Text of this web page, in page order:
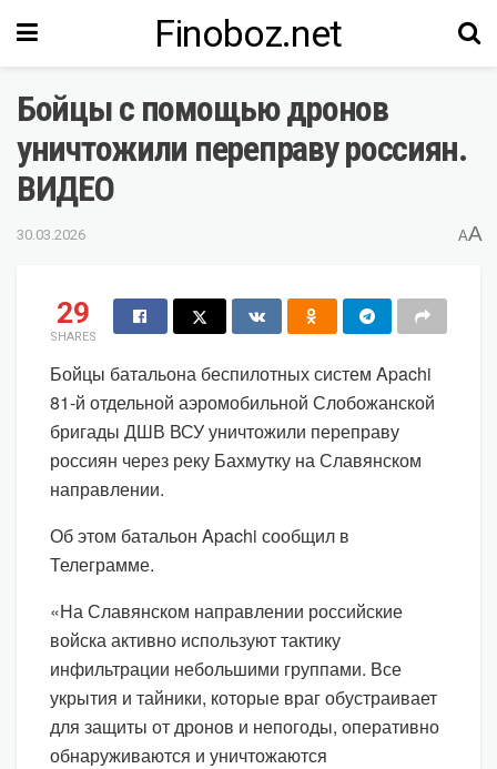
Finoboz.net
Бойцы с помощью дронов
уничтожили переправу россиян.
ВИДЕО
30.03.2026 AA
29
SHARES
Бойцы батальона беспилотных систем Apachi
81-й отдельной аэромобильной Слобожанской
бригады ДШВ ВСУ уничтожили переправу
россиян через реку Бахмутку на Славянском
направлении.
Об этом батальон Apachi сообщил в
Телеграмме.
«На Славянском направлении российские
войска активно используют тактику
инфильтрации небольшими группами. Все
укрытия и тайники, которые враг обустраивает
для защиты от дронов и непогоды, оперативно
обнаруживаются и уничтожаются